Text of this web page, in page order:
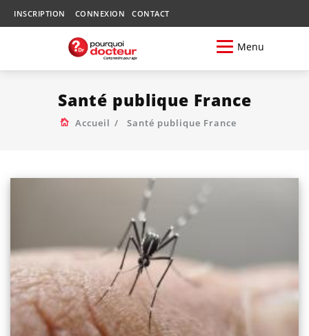
INSCRIPTION CONNEXION CONTACT
Menu
Santé publique France
Accueil Santé publique France